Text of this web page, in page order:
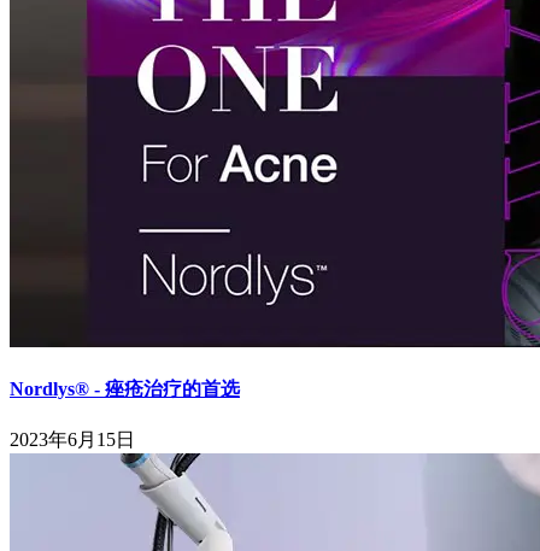
Nordlys® - 痤疮治疗的首选
2023年6月15日